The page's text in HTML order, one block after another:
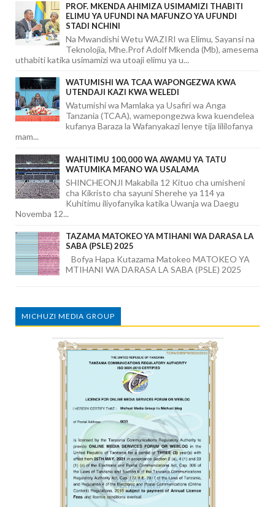
PROF. MKENDA AHIMIZA USIMAMIZI THABITI
ELIMU YA UFUNDI NA MAFUNZO YA UFUNDI
STADI NCHINI
Na Mwandishi Wetu WAZIRI wa Elimu, Sayansi na
Teknolojia, Mhe.Prof Adolf Mkenda (Mb), amesema
uthabiti katika usimamizi wa utoaji elimu ya u...
WATUMISHI WA TCAA WAPONGEZWA KWA
UTENDAJI KAZI KWA WELEDI
Watumishi wa Mamlaka ya Usafiri wa Anga
Tanzania (TCAA), wamepongezwa kwa kuendelea
kufanya Baraza la Wafanyakazi lenye tija lililofanya
mam...
WAHITIMU 100,000 WA AWAMU YA TATU
WATUMIKA MFANO WA USALAMA
SHINCHEONJI Makabila 12 Kituo cha umisheni
cha Kikristo cha sayuni Sherehe ya 114 ya
Kuhitimu iliyofanyika katika Uwanja wa Daegu
Novemba 12...
TAZAMA MATOKEO YA MTIHANI WA DARASA LA
SABA (PSLE) 2025
Bofya Hapa Kutazama Matokeo MATOKEO YA
MTIHANI WA DARASA LA SABA (PSLE) 2025
MICHUZI MEDIA GROUP